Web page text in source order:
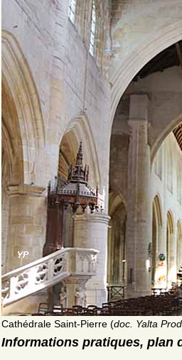
Cathédrale Saint-Pierre (doc. Yalta
Informations pratiques, plan